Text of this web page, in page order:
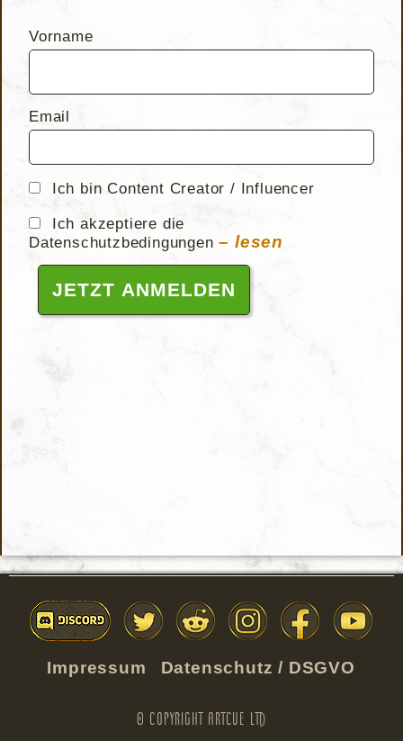
Vorname
Email
Ich bin Content Creator / Influencer
Ich akzeptiere die
Datenschutzbedingungen– lesen
© Copyright Artcue Ltd
Impressum Datenschutz / DSGVO